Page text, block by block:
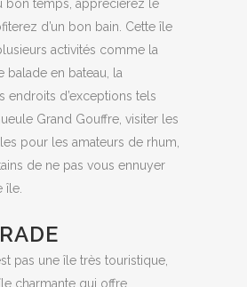
bon temps, apprécierez le
d’un bon bain. Cette île
activités comme la
balade en bateau, la
endroits d’exceptions tels
Grand Gouffre, visiter les
pour les amateurs de rhum,
de ne pas vous ennuyer
île.
pas une île très touristique,
charmante qui offre